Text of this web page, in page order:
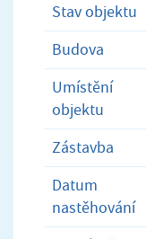
Stav objektu
Budova
Umístění
objektu
Zástavba
Datum
nastěhování